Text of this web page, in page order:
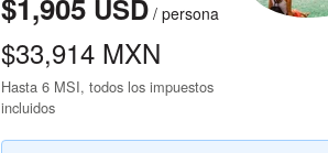
$1,905 USD / persona
$33,914 MXN
Hasta 6 MSI, todos los impuestos
incluidos